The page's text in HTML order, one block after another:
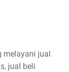
jual
jual beli